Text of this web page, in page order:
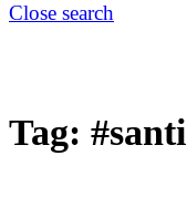
Close search
Tag: #santi